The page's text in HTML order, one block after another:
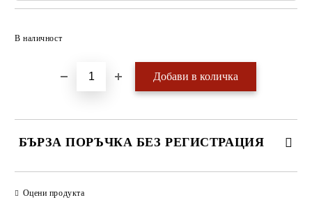
В наличност
БЪРЗА ПОРЪЧКА БЕЗ РЕГИСТРАЦИЯ
Оцени продукта